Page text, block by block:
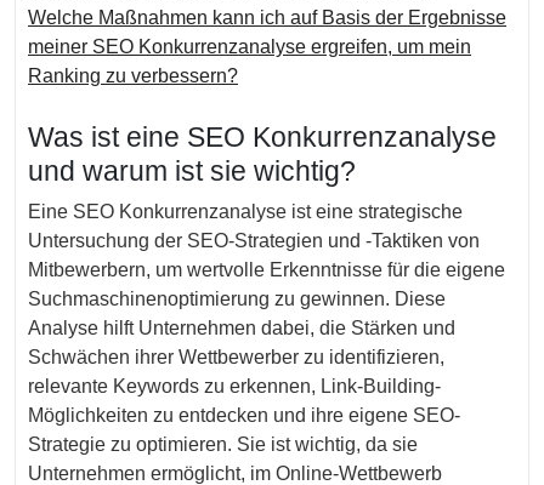
Welche Maßnahmen kann ich auf Basis der Ergebnisse
meiner SEO Konkurrenzanalyse ergreifen, um mein
Ranking zu verbessern?
Was ist eine SEO Konkurrenzanalyse
und warum ist sie wichtig?
Eine SEO Konkurrenzanalyse ist eine strategische
Untersuchung der SEO-Strategien und -Taktiken von
Mitbewerbern, um wertvolle Erkenntnisse für die eigene
Suchmaschinenoptimierung zu gewinnen. Diese
Analyse hilft Unternehmen dabei, die Stärken und
Schwächen ihrer Wettbewerber zu identifizieren,
relevante Keywords zu erkennen, Link-Building-
Möglichkeiten zu entdecken und ihre eigene SEO-
Strategie zu optimieren. Sie ist wichtig, da sie
Unternehmen ermöglicht, im Online-Wettbewerb